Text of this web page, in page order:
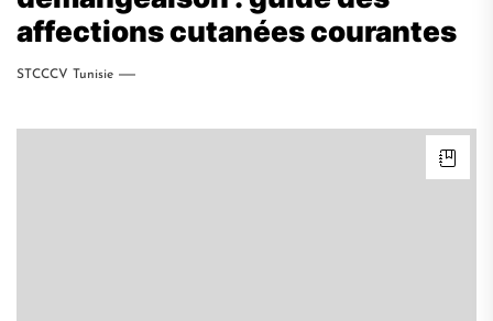
affections cutanées courantes
STCCCV Tunisie